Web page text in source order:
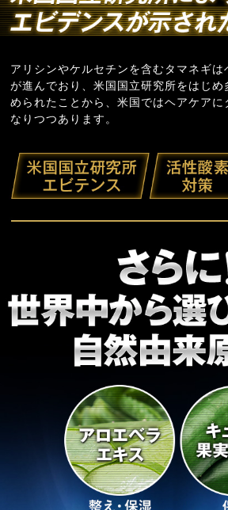
アリシンやケルセチンを含むタマネギ
が進んでおり、米国国立研究所をはじ
められたことから、米国ではヘアケアに
なりつつあります。